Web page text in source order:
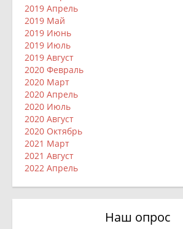
2019 Апрель
2019 Май
2019 Июнь
2019 Июль
2019 Август
2020 Февраль
2020 Март
2020 Апрель
2020 Июль
2020 Август
2020 Октябрь
2021 Март
2021 Август
2022 Апрель
Наш опрос